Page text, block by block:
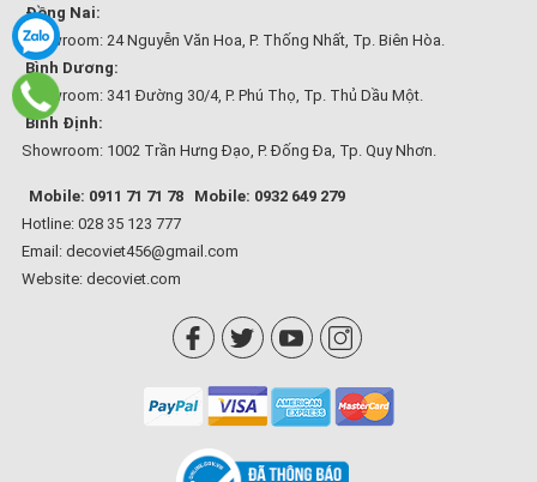
Đồng Nai:
Showroom: 24 Nguyễn Văn Hoa, P. Thống Nhất, Tp. Biên Hòa.
Bình Dương:
Showroom: 341 Đường 30/4, P. Phú Thọ, Tp. Thủ Dầu Một.
Bình Định:
Showroom: 1002 Trần Hưng Đạo, P. Đống Đa, Tp. Quy Nhơn.
Mobile: 0911 71 71 78
Mobile: 0932 649 279
Hotline: 028 35 123 777
Email: decoviet456@gmail.com
Website: decoviet.com